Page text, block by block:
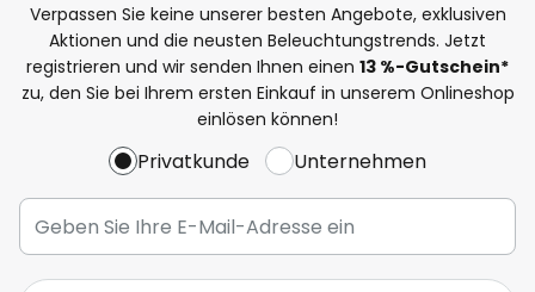
Verpassen Sie keine unserer besten Angebote, exklusiven
Aktionen und die neusten Beleuchtungstrends. Jetzt
registrieren und wir senden Ihnen einen 13 %-Gutschein*
zu, den Sie bei Ihrem ersten Einkauf in unserem Onlineshop
einlösen können!
Privatkunde Unternehmen